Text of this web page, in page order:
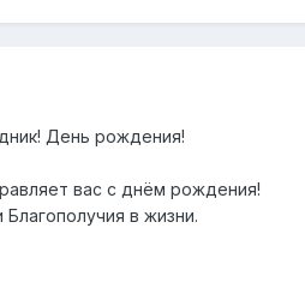
День рождения!
вас с днём рождения!
в жизни.